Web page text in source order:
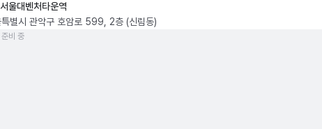
서울대벤처타운역
특별시 관악구 호암로 599, 2층 (신림동)
비 중